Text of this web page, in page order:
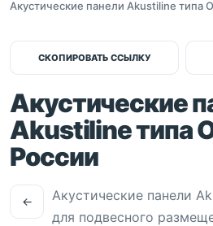
Акустические панели Akustiline типа
СКОПИРОВАТЬ ССЫЛКУ
Акустические
Akustiline типа
России
←
Акустические панели
для подвесного